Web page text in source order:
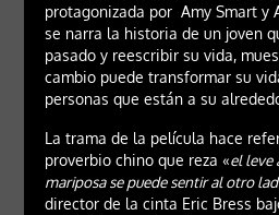
protagonizada por Amy Smart y
se narra la historia de un joven
pasado y reescribir su vida,
cambio puede transformar su
personas que están a su
La trama de la película hace
proverbio chino que reza «el leve
mariposa se puede sentir al otro
director de la cinta Eric Bress